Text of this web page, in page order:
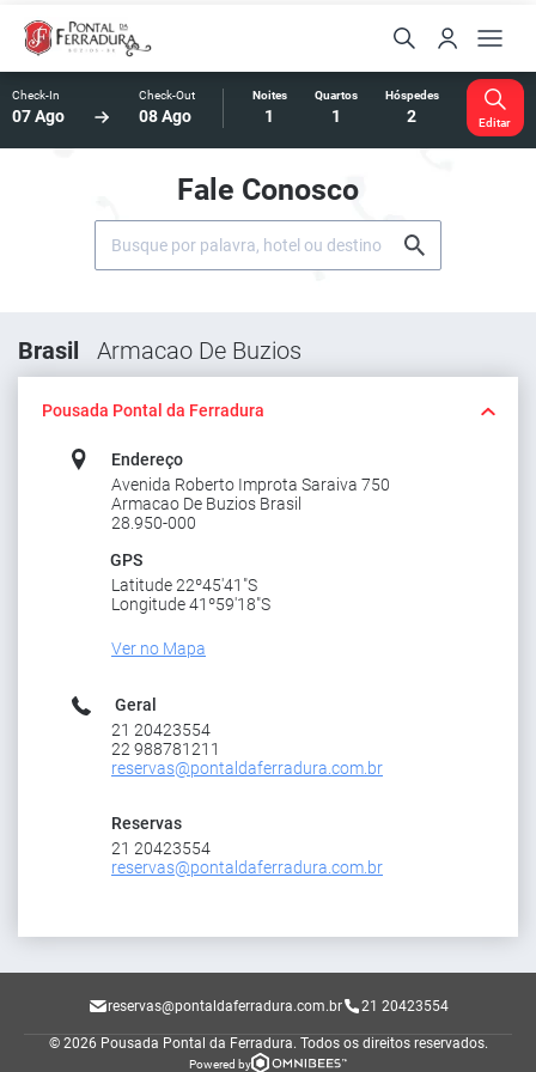
Check-In
07 Ago
Check-Out
08 Ago
Noites
1
Quartos
1
Hóspedes
2 Editar
Fale Conosco
Brasil Armacao De Buzios
Pousada Pontal da Ferradura
Endereço
Avenida Roberto Improta Saraiva 750
Armacao De Buzios Brasil
28.950-000
GPS
Latitude 22º45'41"S
Longitude 41º59'18"S
Ver no Mapa
Geral
21 20423554
22 988781211
reservas@pontaldaferradura.com.br
Reservas
21 20423554
reservas@pontaldaferradura.com.br
reservas@pontaldaferradura.com.br 21 20423554
© 2026 Pousada Pontal da Ferradura. Todos os direitos reservados.
Powered by